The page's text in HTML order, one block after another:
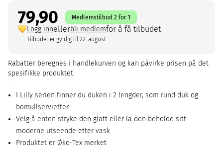
79,90 Medlemstilbud 2 for 1
Logg innellerbli medlemfor å få tilbudet
Tilbudet er gyldig til 22. august
Rabatter beregnes i handlekurven og kan påvirke prisen på det
spesifikke produktet.
I Lilly serien finner du duken i 2 lengder, som rund duk og
bomullservietter
Velg å enten stryke den glatt eller la den beholde sitt
moderne utseende etter vask
Produktet er Øko-Tex merket